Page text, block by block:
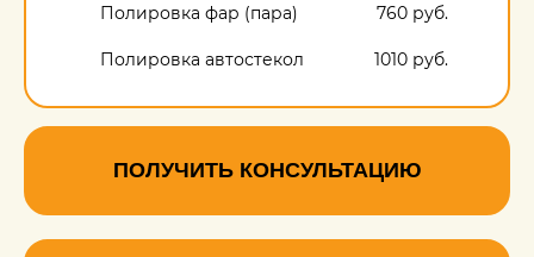
Полировка фар (пара) 760 руб.
Полировка автостекол 1010 руб.
Полировка пластика
салона 760 руб.
ПОЛУЧИТЬ КОНСУЛЬТАЦИЮ